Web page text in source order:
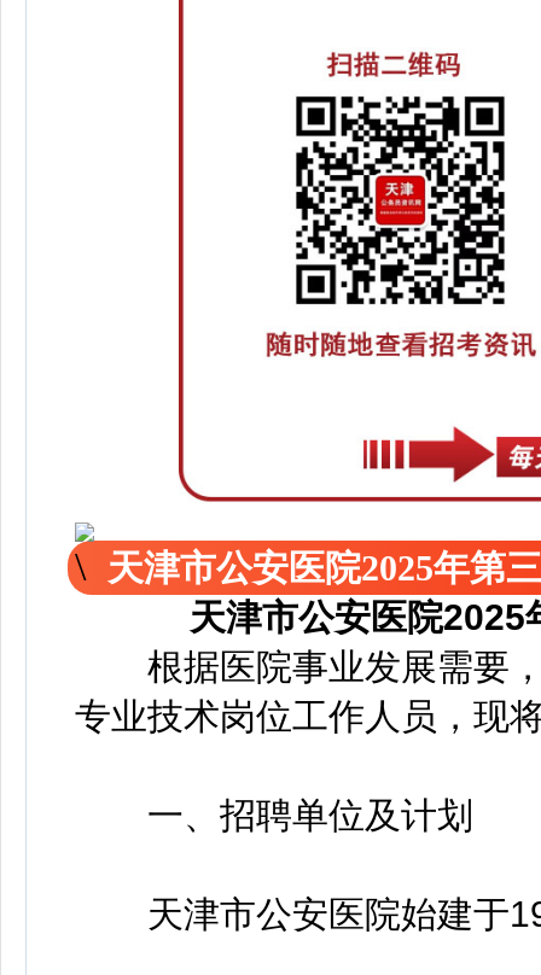
天津市公安医院2025年第
天津市公安医院2025
根据医院事业发展需要，
专业技术岗位工作人员，现
一、招聘单位及计划
天津市公安医院始建于